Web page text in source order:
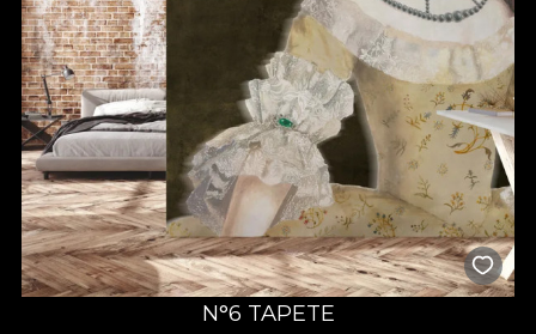
N°6 TAPETE